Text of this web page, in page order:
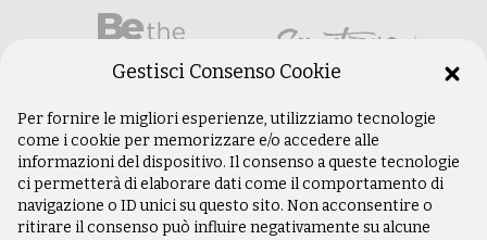
Gestisci Consenso Cookie
Per fornire le migliori esperienze, utilizziamo tecnologie
come i cookie per memorizzare e/o accedere alle
informazioni del dispositivo. Il consenso a queste tecnologie
ci permetterà di elaborare dati come il comportamento di
navigazione o ID unici su questo sito. Non acconsentire o
ritirare il consenso può influire negativamente su alcune